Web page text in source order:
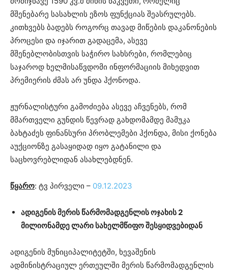
მშენებარე სასახლის ეზოს ფუნქციას შეასრულებს.
კითხვებს ბადებს როგორც თავად მიწების დაკანონების
პროცესი და იჯარით გადაცემა, ასევე
მშენებლობისთვის საჭირო სახსრები, რომლებიც
საჯაროდ ხელმისაწვდომი ინფორმაციის მიხედვით
პრემიერის ძმას არ უნდა ჰქონოდა.
ჟურნალისტური გამოძიება ასევე აჩვენებს, რომ
მმართველი გუნდის წევრად გახდომამდე მამუკა
ბახტაძეს ფინანსური პრობლემები ჰქონდა, მისი ქონება
აუქციონზე გასაყიდად იყო გატანილი და
საცხოვრებლიდან ასახლებდნენ.
წყარო: ტვ პირველი – 09.12.2023
ადიგენის მერის წარმომადგენლის ოჯახის 2
მილიონამდე ლარი სახელმწიფო შესყიდვებიდან
ადიგენის მუნიციპალიტეტში, ხევაშენის
ადმინისტრაციულ ერთეულში მერის წარმომადგენლის